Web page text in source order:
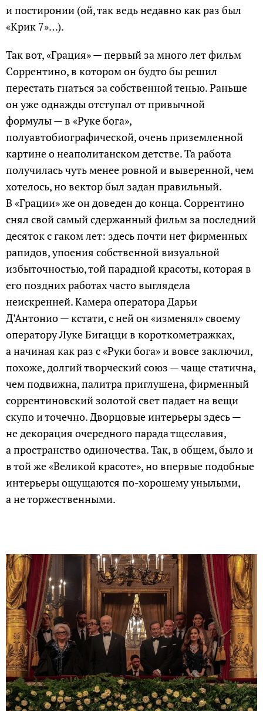
и постиронии (ой, так ведь недавно как раз был
«Крик 7»…).
Так вот, «Грация» — первый за много лет фильм
Соррентино, в котором он будто бы решил
перестать гнаться за собственной тенью. Раньше
он уже однажды отступал от привычной
формулы — в «Руке бога»,
полуавтобиографической, очень приземленной
картине о неаполитанском детстве. Та работа
получилась чуть менее ровной и выверенной, чем
хотелось, но вектор был задан правильный.
В «Грации» же он доведен до конца. Соррентино
снял свой самый сдержанный фильм за последний
десяток с гаком лет: здесь почти нет фирменных
рапидов, упоения собственной визуальной
избыточностью, той парадной красоты, которая в
его поздних работах часто выглядела
неискренней. Камера оператора Дарьи
Д’Антонио — кстати, с ней он «изменял» своему
оператору Луке Бигацци в короткометражках,
а начиная как раз с «Руки бога» и вовсе заключил,
похоже, долгий творческий союз — чаще статична,
чем подвижна, палитра приглушена, фирменный
соррентиновский золотой свет падает на вещи
скупо и точечно. Дворцовые интерьеры здесь —
не декорация очередного парада тщеславия,
а пространство одиночества. Так, в общем, было и
в той же «Великой красоте», но впервые подобные
интерьеры ощущаются по-хорошему унылыми,
а не торжественными.